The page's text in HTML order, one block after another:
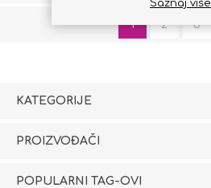
1 2 3
KATEGORIJE
PROIZVOĐAČI
POPULARNI TAG-OVI
Saznaj više